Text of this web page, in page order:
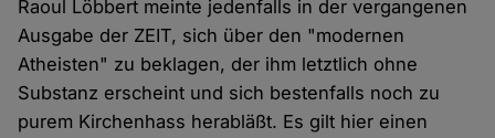
Raoul Löbbert meinte jedenfalls in der vergangenen
Ausgabe der ZEIT, sich über den "modernen
Atheisten" zu beklagen, der ihm letztlich ohne
Substanz erscheint und sich bestenfalls noch zu
purem Kirchenhass herabläßt. Es gilt hier einen